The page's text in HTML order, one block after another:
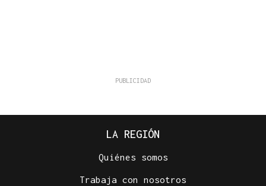
LA REGIÓN
Quiénes somos
Trabaja con nosotros